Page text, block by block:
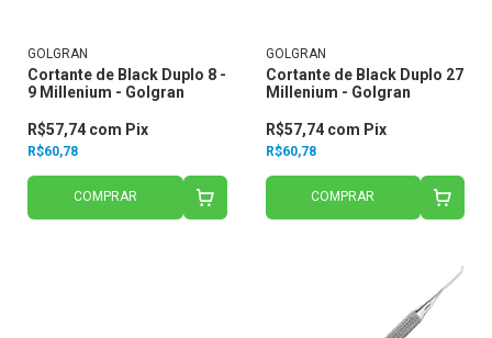
GOLGRAN
Cortante de Black Duplo 8 -
9 Millenium - Golgran
R$60,78
R$57,74 com Pix
COMPRAR
GOLGRAN
Cortante de Black Duplo 27
Millenium - Golgran
R$60,78
R$57,74 com Pix
COMPRAR